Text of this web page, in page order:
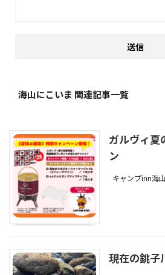
海山にこいま 関連記事一覧
ガルヴィ夏
ン
キャンプinn海山
現在の銚子